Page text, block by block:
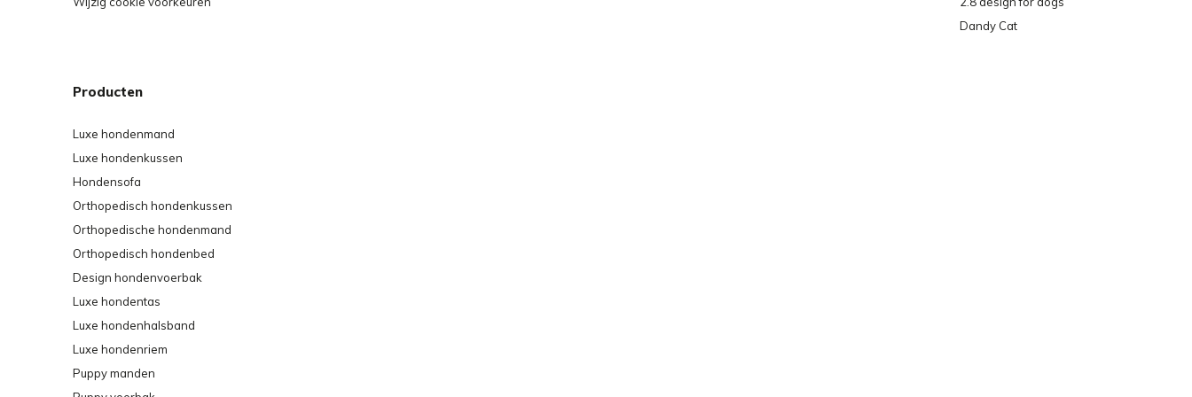
Voor een eenvoudige en ongecompliceerde tussentijdse reiniging kun je de
Dandy Cat
Producten
Luxe hondenmand
Luxe hondenkussen
Hondensofa
Orthopedisch hondenkussen
Orthopedische hondenmand
Orthopedisch hondenbed
Design hondenvoerbak
Luxe hondentas
Luxe hondenhalsband
Luxe hondenriem
Puppy manden